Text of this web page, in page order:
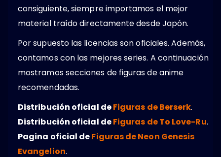
consiguiente, siempre importamos el mejor
material traído directamente desde Japón.
Por supuesto las licencias son oficiales. Además,
contamos con las mejores series. A continuación
mostramos secciones de figuras de anime
recomendadas.
Distribución oficial deFiguras de Berserk.
Distribución oficial deFiguras de To Love-Ru.
Pagina oficial deFiguras de Neon Genesis
Evangelion.